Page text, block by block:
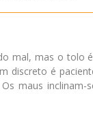
mal, mas o tolo
discreto é
maus